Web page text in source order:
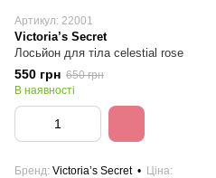
Артикул: 22001
Victoria’s Secret
Лосьйон для тіла celestial rose
550 грн 650 грн
В наявності
Бренд Victoria’s Secret
Ціна